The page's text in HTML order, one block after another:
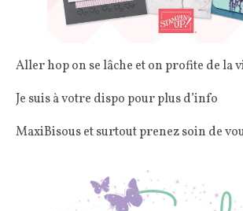
Aller hop on se lâche et on profite de la
Je suis à votre dispo pour plus d’info
MaxiBisous et surtout prenez soin de